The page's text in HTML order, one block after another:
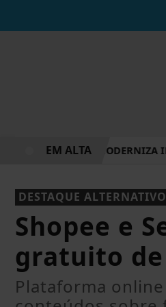
CHAVES MODERNIZA
EM ALTA
DESTAQUE ALTERNATIVO
Shopee e
gratuito de
Plataforma